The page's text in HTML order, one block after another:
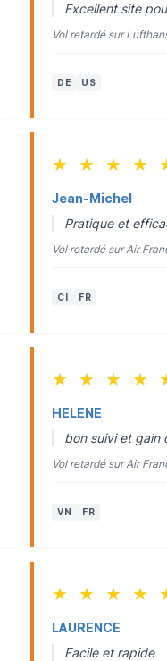
Excellent site
Vol retardé sur
DE US
★ ★ ★ ★
Jean-Michel
Pratique et
Vol retardé sur Air
CI FR
★ ★ ★ ★
HELENE
bon suivi et gain
Vol retardé sur Air
VN FR
★ ★ ★ ★
LAURENCE
Facile et rapide